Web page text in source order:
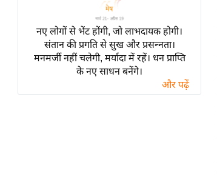
त्योहार
राशिफल
विशेष
नए लोगों से भेंट होंगी, जो लाभदायक होगी।
संतान की प्रगति से सुख और प्रसन्नता।
मनमर्जी नहीं चलेगी, मर्यादा में रहें। धन प्राप्ति
के नए साधन बनेंगे।
और पढ़ें